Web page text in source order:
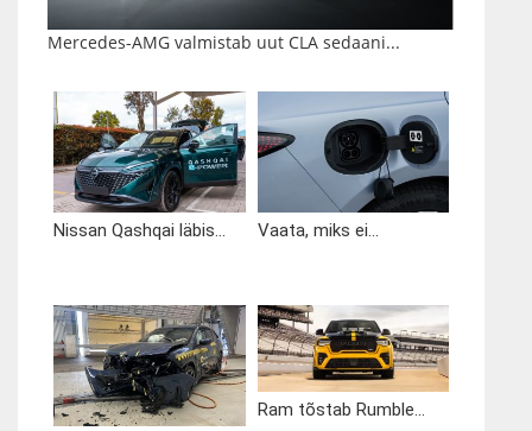
Mercedes-AMG valmistab uut CLA sedaani...
Nissan Qashqai läbis... Vaata, miks ei...
Ram tõstab Rumble...